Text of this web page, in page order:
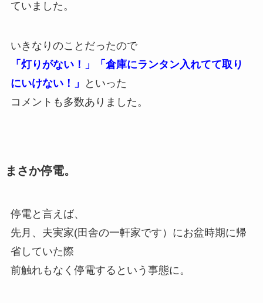
ていました。
いきなりのことだったので
「灯りがない！」「倉庫にランタン入れてて取り
にいけない！」
といった
コメントも多数ありました。
まさか停電。
停電と言えば、
先月、夫実家(田舎の一軒家です）にお盆時期に帰
省していた際
前触れもなく停電するという事態に。